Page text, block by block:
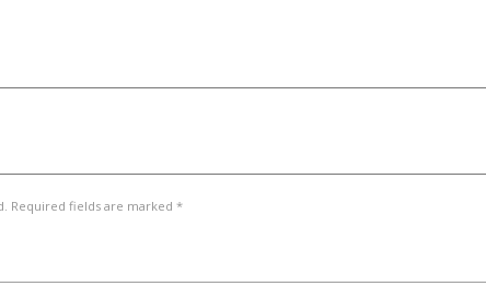
Required fields are marked *